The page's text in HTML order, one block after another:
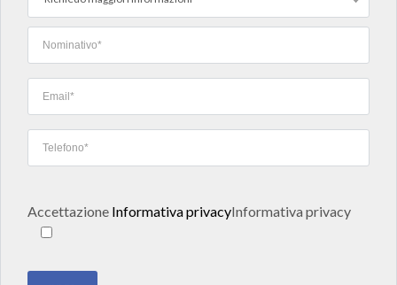
Accettazione Informativa privacyInformativa privacy